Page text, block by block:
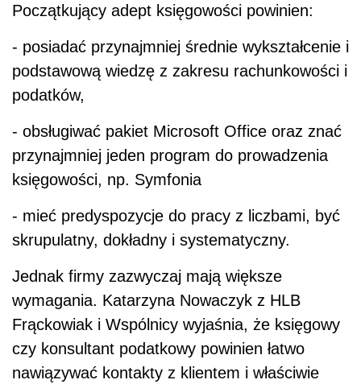
Początkujący adept księgowości powinien:
- posiadać przynajmniej średnie wykształcenie i
podstawową wiedzę z zakresu rachunkowości i
podatków,
- obsługiwać pakiet Microsoft Office oraz znać
przynajmniej jeden program do prowadzenia
księgowości, np. Symfonia
- mieć predyspozycje do pracy z liczbami, być
skrupulatny, dokładny i systematyczny.
Jednak firmy zazwyczaj mają większe
wymagania. Katarzyna Nowaczyk z HLB
Frąckowiak i Wspólnicy wyjaśnia, że księgowy
czy konsultant podatkowy powinien łatwo
nawiązywać kontakty z klientem i właściwie